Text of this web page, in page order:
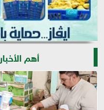
أهم الأخبار